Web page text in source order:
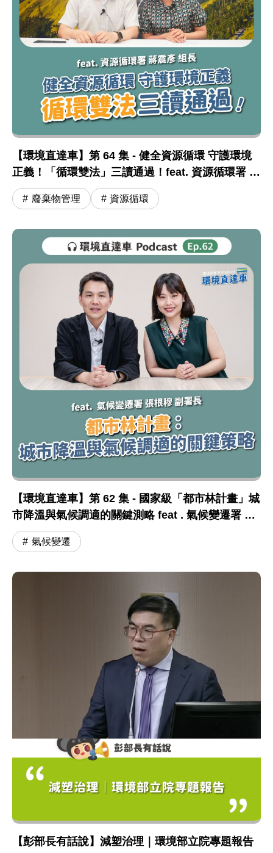
【環境直達車】第 64 集 - 健全資源循環 守護環境
正義！「循環雙法」三讀通過！feat. 資源循環署 蔣
震彥組長
廢棄物管理 資源循環
【環境直達車】第 62 集 - 國家級「都市林計畫」城
市降溫與氣候調適的關鍵測略 feat . 氣候變遷署 張
根穆副署長
氣候變遷
【彭部長有話說】減塑治理｜環境部立院專題報告